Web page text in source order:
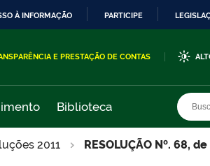
À INFORMAÇÃO PARTICIPE
E PRESTAÇÃO DE CONTAS
Biblioteca
2011
RESOLUÇÃO Nº. 68,